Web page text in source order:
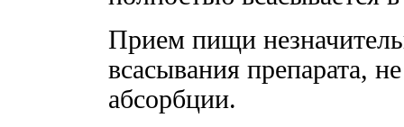
Прием пищи
всасывания препарата,
абсорбции.